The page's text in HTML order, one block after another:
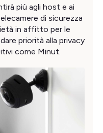
più agli host e ai
di sicurezza
in affitto per le
priorità alla privacy
come Minut.